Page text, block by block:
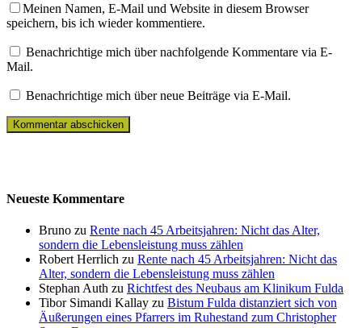
Meinen Namen, E-Mail und Website in diesem Browser
speichern, bis ich wieder kommentiere.
Benachrichtige mich über nachfolgende Kommentare via E-
Mail.
Benachrichtige mich über neue Beiträge via E-Mail.
Neueste Kommentare
Bruno zu Rente nach 45 Arbeitsjahren: Nicht das Alter,
sondern die Lebensleistung muss zählen
Robert Herrlich zu Rente nach 45 Arbeitsjahren: Nicht das
Alter, sondern die Lebensleistung muss zählen
Stephan Auth zu Richtfest des Neubaus am Klinikum Fulda
Tibor Simandi Kallay zu Bistum Fulda distanziert sich von
Äußerungen eines Pfarrers im Ruhestand zum Christopher